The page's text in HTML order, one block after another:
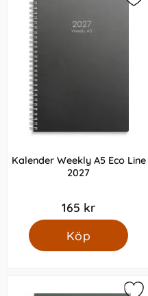
Kalender Weekly A5 Eco Line
2027
165 kr
Köp